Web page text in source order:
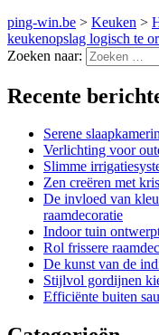
ping-win.be > Keuken >
keukenopslag logisch te
Zoeken naar:
Recente
Serene
Verlichting voor
Slimme
Zen creëren met
De invloed van
raamdecoratie
Indoor tuin
Rol frissere
De kunst van de
Stijlvol gordijnen
Efficiënte buiten